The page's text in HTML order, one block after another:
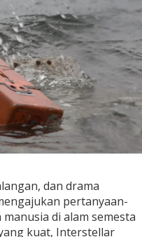
dan drama
pertanyaan-
di alam semesta
kuat, Interstellar